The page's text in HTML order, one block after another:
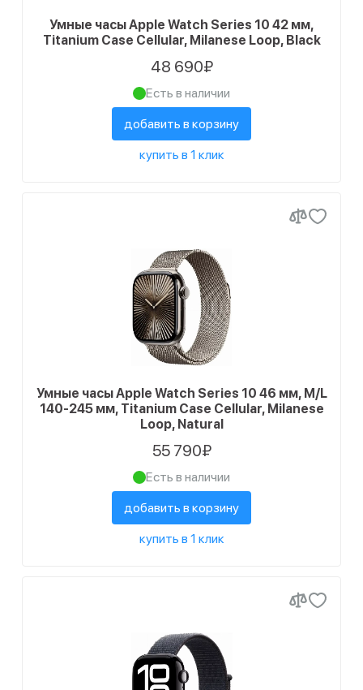
Умные часы Apple Watch Series 10 42 мм,
Titanium Case Cellular, Milanese Loop, Black
48 690₽
Есть в наличии
добавить в корзину
купить в 1 клик
Умные часы Apple Watch Series 10 46 мм, M/L
140-245 мм, Titanium Case Cellular, Milanese
Loop, Natural
55 790₽
Есть в наличии
добавить в корзину
купить в 1 клик